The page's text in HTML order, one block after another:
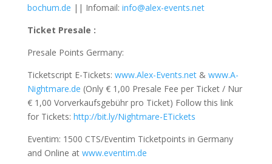
bochum.de || Infomail: info@alex-events.net
Ticket Presale :
Presale Points Germany:
Ticketscript E-Tickets: www.Alex-Events.net& www.A-
Nightmare.de (Only € 1,00 Presale Fee per Ticket / Nur
€ 1,00 Vorverkaufsgebühr pro Ticket) Follow this link
for Tickets: http://bit.ly/Nightmare-ETickets
Eventim: 1500 CTS/Eventim Ticketpoints in Germany
and Online at www.eventim.de